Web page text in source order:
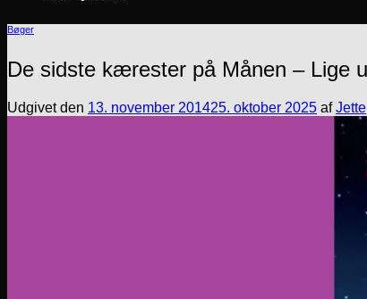
Bøger
De sidste kærester på Månen – Lige
Udgivet den 13. november 201425. oktober 2025 afJette